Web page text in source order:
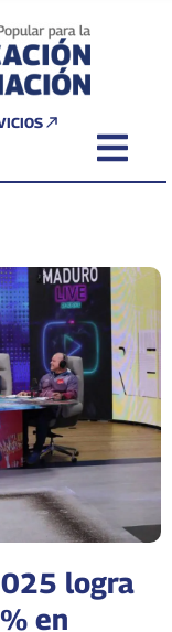
logra
en